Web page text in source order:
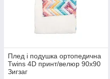
Плед і подушка ортопедична
Twins 4D принт/велюр 90х90
Зигзаг